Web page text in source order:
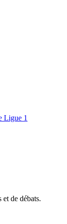
Ligue 1
de débats.